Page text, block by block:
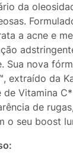
da
a acne e
Sua nova
extraído da
de Vitamina
de
o seu boost